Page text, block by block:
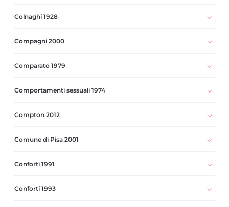
Colnaghi 1928
Compagni 2000
Comparato 1979
Comportamenti sessuali 1974
Compton 2012
Comune di Pisa 2001
Conforti 1991
Conforti 1993